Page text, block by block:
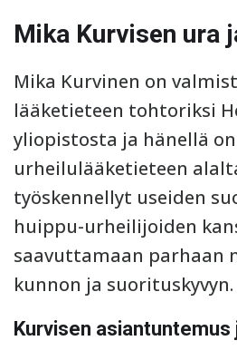
Mika Kurvisen ura
Mika Kurvinen on
lääketieteen tohtoriksi
yliopistosta ja hänellä
urheilulääketieteen
työskennellyt useiden
huippu-urheilijoiden
saavuttamaan parhaan
kunnon ja suorituskyvyn.
Kurvisen